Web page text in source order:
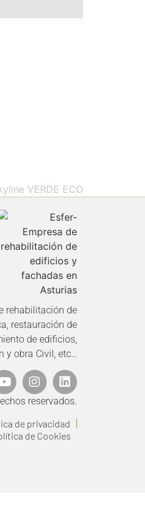
rehabilitación de
restauración de
de edificios,
y obra Civil, etc…
reservados.
de privacidad
de Cookies